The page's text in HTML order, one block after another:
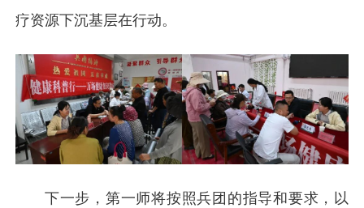
疗资源下沉基层在行动。
下一步，第一师将按照兵团的指导和要求，以